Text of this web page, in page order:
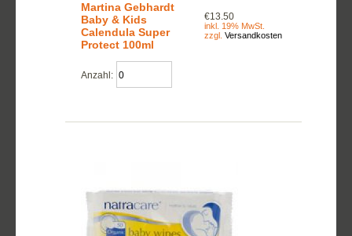
Martina Gebhardt
Baby & Kids
Calendula Super
Protect 100ml
€13.50
inkl. 19% MwSt.
zzgl. Versandkosten
Anzahl: